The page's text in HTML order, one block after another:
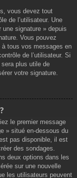
vous devez tout
de l’utilisateur. Une
signature » depuis
Vous pouvez
à tous vos messages en
de l’utilisateur. Si
plus utile de
votre signature.
le premier message
» situé en-dessous du
pas disponible, il est
des sondages.
deux options dans les
sur une nouvelle
les utilisateurs peuvent